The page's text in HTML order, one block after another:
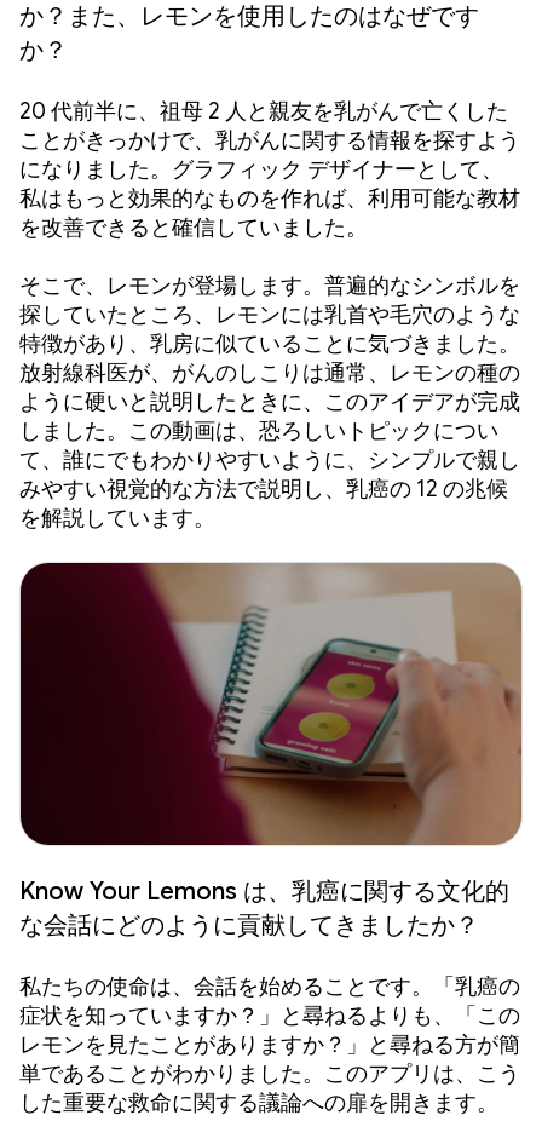
か？また、レモンを使用したのはなぜです
か？
20 代前半に、祖母 2 人と親友を乳がんで亡くした
ことがきっかけで、乳がんに関する情報を探すよう
になりました。グラフィック デザイナーとして、
私はもっと効果的なものを作れば、利用可能な教材
を改善できると確信していました。
そこで、レモンが登場します。普遍的なシンボルを
探していたところ、レモンには乳首や毛穴のような
特徴があり、乳房に似ていることに気づきました。
放射線科医が、がんのしこりは通常、レモンの種の
ように硬いと説明したときに、このアイデアが完成
しました。この動画は、恐ろしいトピックについ
て、誰にでもわかりやすいように、シンプルで親し
みやすい視覚的な方法で説明し、乳癌の 12 の兆候
を解説しています。
Know Your Lemons は、乳癌に関する文化的
な会話にどのように貢献してきましたか？
私たちの使命は、会話を始めることです。「乳癌の
症状を知っていますか？」と尋ねるよりも、「この
レモンを見たことがありますか？」と尋ねる方が簡
単であることがわかりました。このアプリは、こう
した重要な救命に関する議論への扉を開きます。